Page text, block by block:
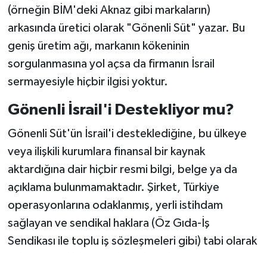
(örneğin BİM'deki Aknaz gibi markaların)
arkasında üretici olarak "Gönenli Süt" yazar. Bu
geniş üretim ağı, markanın kökeninin
sorgulanmasına yol açsa da firmanın İsrail
sermayesiyle hiçbir ilgisi yoktur.
Gönenli İsrail'i Destekliyor mu?
Gönenli Süt'ün İsrail'i desteklediğine, bu ülkeye
veya ilişkili kurumlara finansal bir kaynak
aktardığına dair hiçbir resmi bilgi, belge ya da
açıklama bulunmamaktadır. Şirket, Türkiye
operasyonlarına odaklanmış, yerli istihdam
sağlayan ve sendikal haklara (Öz Gıda-İş
Sendikası ile toplu iş sözleşmeleri gibi) tabi olarak